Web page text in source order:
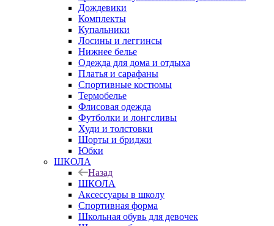
Дождевики
Комплекты
Купальники
Лосины и леггинсы
Нижнее белье
Одежда для дома и отдыха
Платья и сарафаны
Спортивные костюмы
Термобелье
Флисовая одежда
Футболки и лонгсливы
Худи и толстовки
Шорты и бриджи
Юбки
ШКОЛА
Назад
ШКОЛА
Аксессуары в школу
Спортивная форма
Школьная обувь для девочек